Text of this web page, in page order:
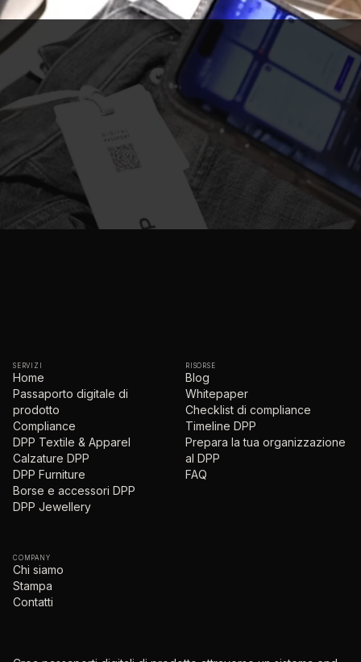
SERVIZI
Home
Passaporto digitale di
prodotto
Compliance
DPP Textile & Apparel
Calzature DPP
DPP Furniture
Borse e accessori DPP
DPP Jewellery
RISORSE
Blog
Whitepaper
Checklist di compliance
Timeline DPP
Prepara la tua organizzazione
al DPP
FAQ
COMPANY
Chi siamo
Stampa
Contatti